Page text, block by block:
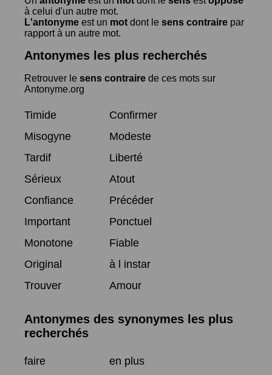
à celui d'un autre mot.
L'antonyme est un mot dont le sens contraire par
rapport à un autre mot.
Antonymes les plus recherchés
Retrouver le sens contraire de ces mots sur
Antonyme.org
Timide
Confirmer
Misogyne
Modeste
Tardif
Liberté
Sérieux
Atout
Confiance
Précéder
Important
Ponctuel
Monotone
Fiable
Original
à l instar
Trouver
Amour
Antonymes des synonymes les plus
recherchés
faire
en plus